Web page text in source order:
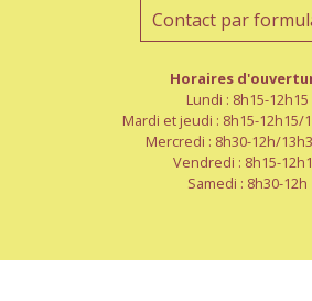
Contact par
Horaires
Lundi : 8h15-12h15
Mardi et jeudi : 8h15-12h15/
Mercredi : 8h30-12h/
Vendredi : 8h15-
Samedi : 8h30-12h